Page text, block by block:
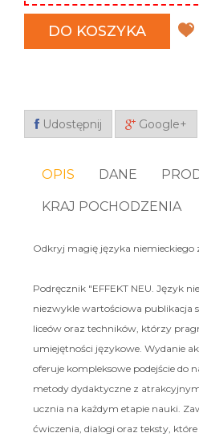
DO KOSZYKA
Udostępnij Google+
OPIS DANE
KRAJ POCHODZENIA
Odkryj magię języka niemieckiego
Podręcznik "EFFEKT NEU. Język
niezwykle wartościowa publikacja
liceów oraz techników, którzy
umiejętności językowe. Wydanie
oferuje kompleksowe podejście do
metody dydaktyczne z
ucznia na każdym etapie nauki.
ćwiczenia, dialogi oraz teksty,